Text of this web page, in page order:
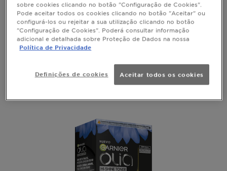
Filters(1) Ordenar
Novo
Descoloração Limpar Filtros
A mostrar (3) resultado(s)
sobre cookies clicando no botão "Configuração de Cookies".
Pode aceitar todos os cookies clicando no botão "Aceitar" ou
configurá-los ou rejeitar a sua utilização clicando no botão
"Configuração de Cookies". Poderá consultar informação
adicional e detalhada sobre Proteção de Dados na nossa
Política de Privacidade
Definições de cookies Aceitar todos os cookies